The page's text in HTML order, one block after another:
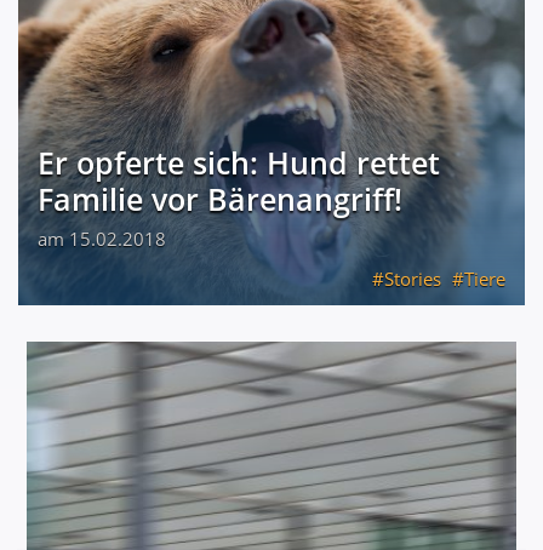
Er opferte sich: Hund rettet
Familie vor Bärenangriff!
am 15.02.2018
Stories
Tiere